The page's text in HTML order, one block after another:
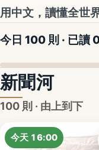
用中文，讀懂全世
今日 100 則 · 已讀
新聞河
100 則 · 由上到下
今天 16:00